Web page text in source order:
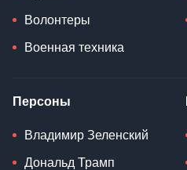
Волонтеры
Военная техника
Персоны
Владимир Зеленский
Дональд Трамп